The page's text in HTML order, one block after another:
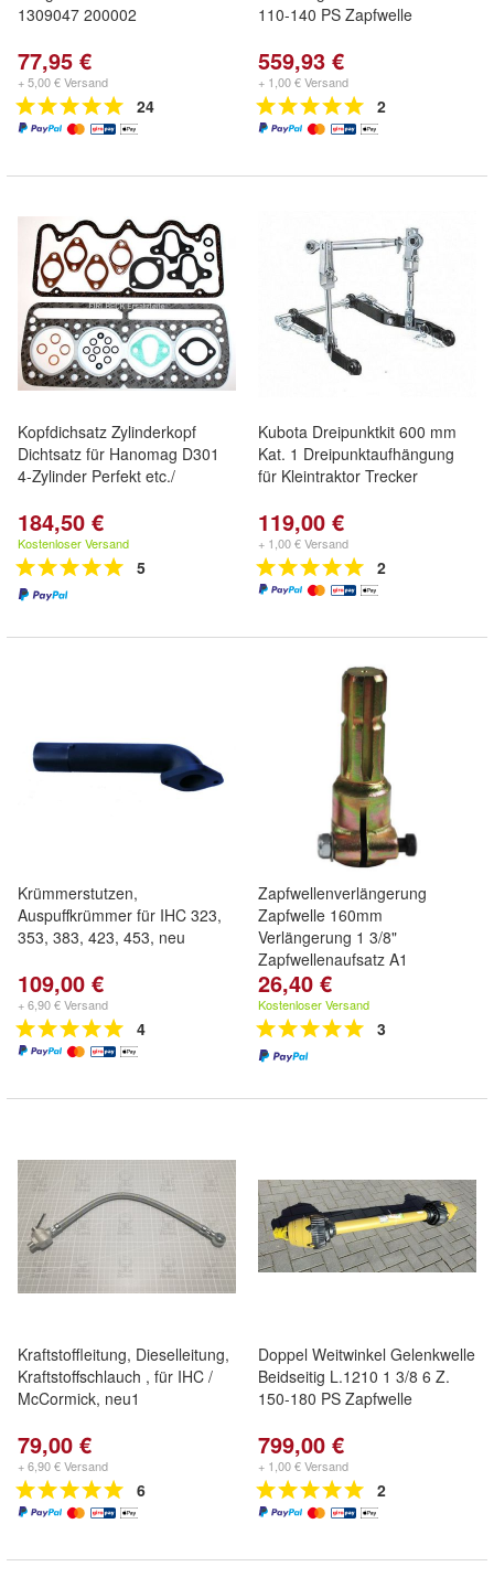
1309047 200002
77,95 €
+ 5,00 € Versand
24
110-140 PS Zapfwelle
559,93 €
+ 1,00 € Versand
2
Kopfdichsatz Zylinderkopf
Dichtsatz für Hanomag D301
4-Zylinder Perfekt etc./
184,50 €
Kostenloser Versand
5
Kubota Dreipunktkit 600 mm
Kat. 1 Dreipunktaufhängung
für Kleintraktor Trecker
119,00 €
+ 1,00 € Versand
2
Krümmerstutzen,
Auspuffkrümmer für IHC 323,
353, 383, 423, 453, neu
109,00 €
+ 6,90 € Versand
4
Zapfwellenverlängerung
Zapfwelle 160mm
Verlängerung 1 3/8"
Zapfwellenaufsatz A1
26,40 €
Kostenloser Versand
3
Kraftstoffleitung, Dieselleitung,
Kraftstoffschlauch , für IHC /
McCormick, neu1
79,00 €
+ 6,90 € Versand
6
Doppel Weitwinkel Gelenkwelle
Beidseitig L.1210 1 3/8 6 Z.
150-180 PS Zapfwelle
799,00 €
+ 1,00 € Versand
2